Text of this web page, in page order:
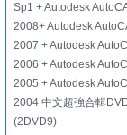
Sp1 + Autodesk
2008+ Autodesk
2007 + Autodesk
2006 + Autodesk
2005 + Autodesk
2004 中文超強合輯
(2DVD9)